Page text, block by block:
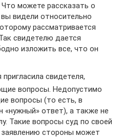
можете рассказать о
видели относительно
рассматривается
свидетелю дается
изложить все, что он
свидетеля,
вопросы. Недопустимо
вопросы (то есть, в
«нужный» ответ), а также не
Такие вопросы суд по своей
заявлению стороны может